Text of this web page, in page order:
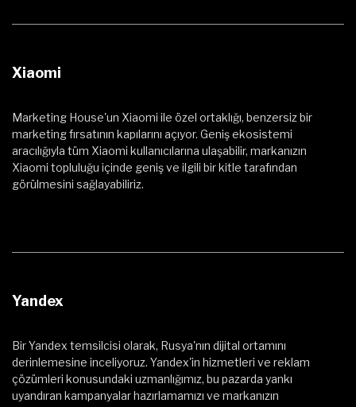
Xiaomi
Marketing House'un Xiaomi ile özel ortaklığı, benzersiz bir
marketing fırsatının kapılarını açıyor. Geniş ekosistemi
aracılığıyla tüm Xiaomi kullanıcılarına ulaşabilir, markanızın
Xiaomi topluluğu içinde geniş ve ilgili bir kitle tarafından
görülmesini sağlayabiliriz.
Yandex
Bir Yandex temsilcisi olarak, Rusya'nın dijital ortamını
derinlemesine inceliyoruz. Yandex'in hizmetleri ve reklam
çözümleri konusundaki uzmanlığımız, bu pazarda yankı
uyandıran kampanyalar hazırlamamızı ve markanızın